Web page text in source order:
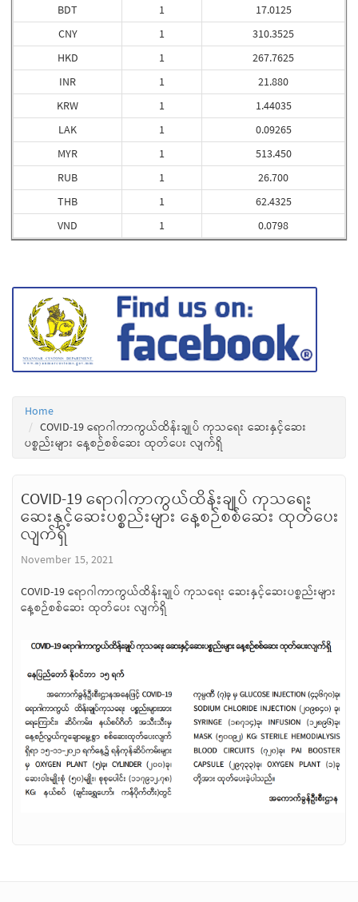
BDT
CNY
HKD
INR
KRW
LAK
MYR
RUB
THB
VND
1
1
1
1
1
1
1
1
1
1
17.0125
310.3525
267.7625
21.880
1.44035
0.09265
513.450
26.700
62.4325
0.0798
Home
COVID-19 ရောဂါကာကွယ်ထိန်းချုပ် ကုသရေး ဆေးနှင့်ဆေး
ပစ္စည်းများ နေ့စဉ်စစ်ဆေး ထုတ်ပေး လျက်ရှိ
COVID-19 ရောဂါကာကွယ်ထိန်းချုပ် ကုသရေး
ဆေးနှင့်ဆေးပစ္စည်းများ နေ့စဉ်စစ်ဆေး ထုတ်ပေး
လျက်ရှိ
November 15, 2021
COVID-19 ရောဂါကာကွယ်ထိန်းချုပ် ကုသရေး ဆေးနှင့်ဆေးပစ္စည်းများ
နေ့စဉ်စစ်ဆေး ထုတ်ပေး လျက်ရှိ